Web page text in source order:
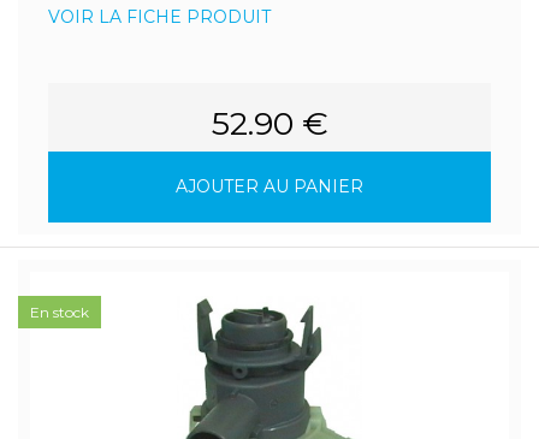
VOIR LA FICHE PRODUIT
52.90 €
AJOUTER AU PANIER
En stock